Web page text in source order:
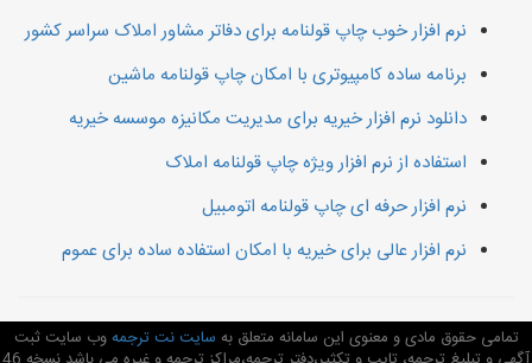
نرم افزار خوب چاپ قولنامه برای دفاتر مشاور املاک سراسر کشور
برنامه ساده کامپیوتری با امکان چاپ قولنامه ماشین
دانلود نرم افزار خیریه برای مدیریت مکانیزه موسسه خیریه
استفاده از نرم افزار ویژه چاپ قولنامه املاک
نرم افزار حرفه ای چاپ قولنامه اتومبیل
نرم افزار عالی برای خیریه با امکان استفاده ساده برای عموم
تمامی حقوق مادی و معنوی این سامانه متعلق به سایت نت ترجمهوب سایت ثبت